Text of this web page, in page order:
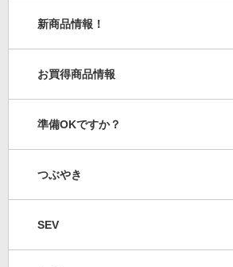
新商品情報！
お買得商品情報
準備OKですか？
つぶやき
SEV